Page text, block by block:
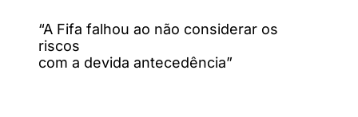
“A Fifa falhou ao não considerar os
riscos
com a devida antecedência”